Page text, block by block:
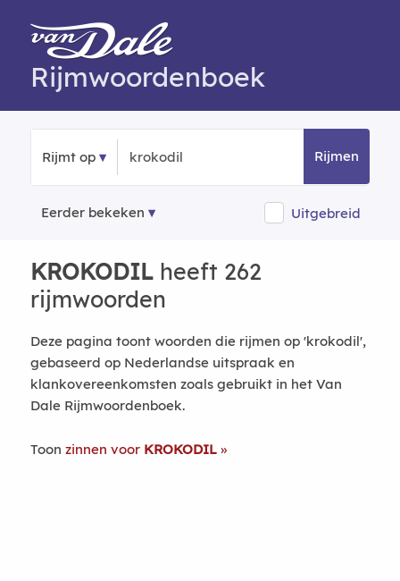
Rijmwoordenboek
Rijmt op Rijmen
Eerder bekeken Uitgebreid
KROKODILheeft 262
rijmwoorden
Deze pagina toont woorden die rijmen op 'krokodil',
gebaseerd op Nederlandse uitspraak en
klankovereenkomsten zoals gebruikt in het Van
Dale Rijmwoordenboek.
Toon zinnen voor KROKODIL